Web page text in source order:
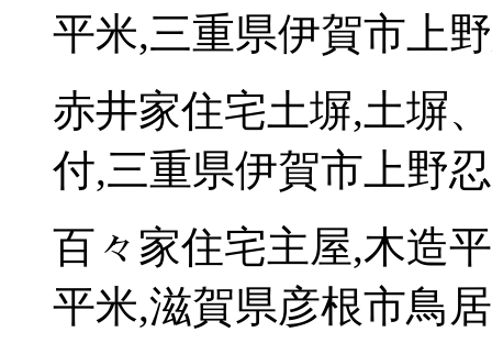
平米,三重県伊賀市上
赤井家住宅土塀,土塀
付,三重県伊賀市上野
百々家住宅主屋,木造
平米,滋賀県彦根市鳥